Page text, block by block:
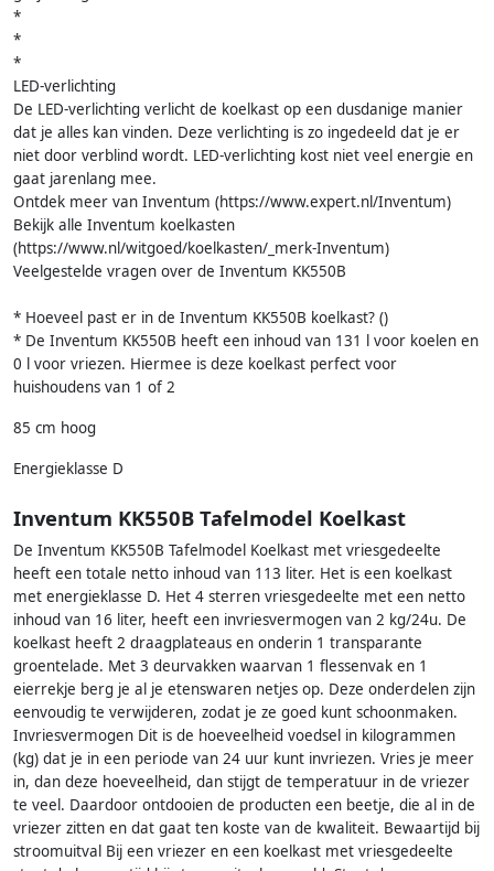
*
*
*
LED-verlichting
De LED-verlichting verlicht de koelkast op een dusdanige manier
dat je alles kan vinden. Deze verlichting is zo ingedeeld dat je er
niet door verblind wordt. LED-verlichting kost niet veel energie en
gaat jarenlang mee.
Ontdek meer van Inventum (https://www.expert.nl/Inventum)
Bekijk alle Inventum koelkasten
(https://www.nl/witgoed/koelkasten/_merk-Inventum)
Veelgestelde vragen over de Inventum KK550B
* Hoeveel past er in de Inventum KK550B koelkast? ()
* De Inventum KK550B heeft een inhoud van 131 l voor koelen en
0 l voor vriezen. Hiermee is deze koelkast perfect voor
huishoudens van 1 of 2
85 cm hoog
Energieklasse D
Inventum KK550B Tafelmodel Koelkast
De Inventum KK550B Tafelmodel Koelkast met vriesgedeelte
heeft een totale netto inhoud van 113 liter. Het is een koelkast
met energieklasse D. Het 4 sterren vriesgedeelte met een netto
inhoud van 16 liter, heeft een invriesvermogen van 2 kg/24u. De
koelkast heeft 2 draagplateaus en onderin 1 transparante
groentelade. Met 3 deurvakken waarvan 1 flessenvak en 1
eierrekje berg je al je etenswaren netjes op. Deze onderdelen zijn
eenvoudig te verwijderen, zodat je ze goed kunt schoonmaken.
Invriesvermogen Dit is de hoeveelheid voedsel in kilogrammen
(kg) dat je in een periode van 24 uur kunt invriezen. Vries je meer
in, dan deze hoeveelheid, dan stijgt de temperatuur in de vriezer
te veel. Daardoor ontdooien de producten een beetje, die al in de
vriezer zitten en dat gaat ten koste van de kwaliteit. Bewaartijd bij
stroomuitval Bij een vriezer en een koelkast met vriesgedeelte